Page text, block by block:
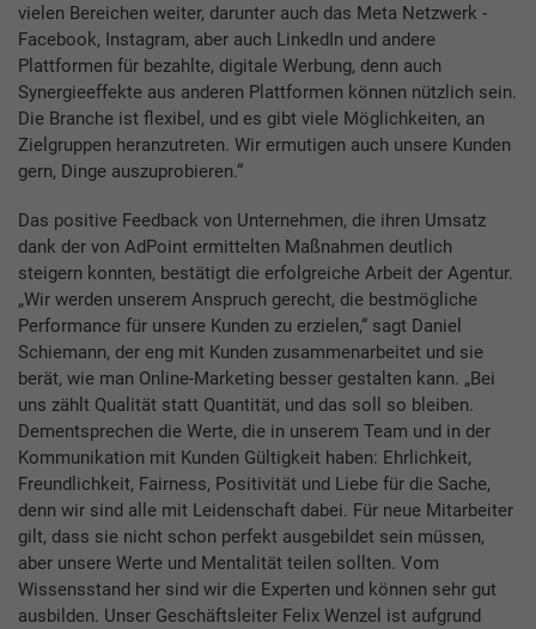
vielen Bereichen weiter, darunter auch das Meta Netzwerk -
Facebook, Instagram, aber auch LinkedIn und andere
Plattformen für bezahlte, digitale Werbung, denn auch
Synergieeffekte aus anderen Plattformen können nützlich sein.
Die Branche ist flexibel, und es gibt viele Möglichkeiten, an
Zielgruppen heranzutreten. Wir ermutigen auch unsere Kunden
gern, Dinge auszuprobieren.“
Das positive Feedback von Unternehmen, die ihren Umsatz
dank der von AdPoint ermittelten Maßnahmen deutlich
steigern konnten, bestätigt die erfolgreiche Arbeit der Agentur.
„Wir werden unserem Anspruch gerecht, die bestmögliche
Performance für unsere Kunden zu erzielen,“ sagt Daniel
Schiemann, der eng mit Kunden zusammenarbeitet und sie
berät, wie man Online-Marketing besser gestalten kann. „Bei
uns zählt Qualität statt Quantität, und das soll so bleiben.
Dementsprechen die Werte, die in unserem Team und in der
Kommunikation mit Kunden Gültigkeit haben: Ehrlichkeit,
Freundlichkeit, Fairness, Positivität und Liebe für die Sache,
denn wir sind alle mit Leidenschaft dabei. Für neue Mitarbeiter
gilt, dass sie nicht schon perfekt ausgebildet sein müssen,
aber unsere Werte und Mentalität teilen sollten. Vom
Wissensstand her sind wir die Experten und können sehr gut
ausbilden. Unser Geschäftsleiter Felix Wenzel ist aufgrund